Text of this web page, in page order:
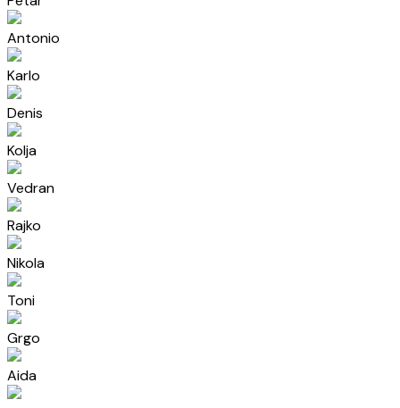
Antonio
Karlo
Denis
Kolja
Vedran
Rajko
Nikola
Toni
Grgo
Aida